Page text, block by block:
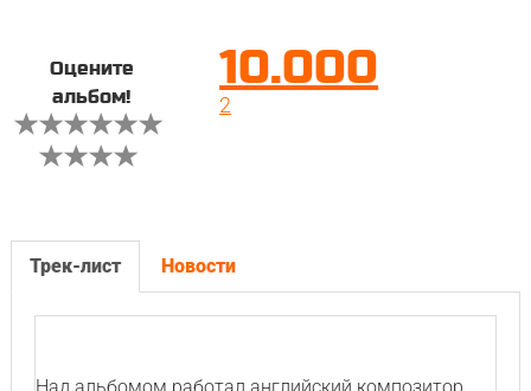
Оцените
альбом!
10.000
2
Трек-лист Новости